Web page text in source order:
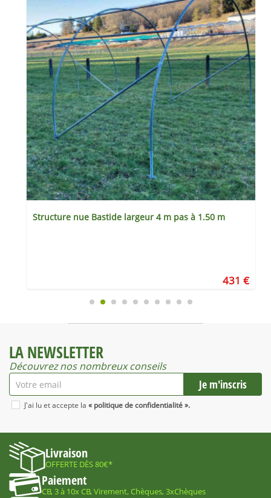
Structure nue Bastide largeur 4 m pas à 1.50 m
431 €
LA NEWSLETTER
Découvrez nos nombreux conseils
J'ai lu et accepte la « politique de confidentialité ».
Livraison
OFFERTE DÈS 80€*
Paiement
CB, 3 à 10x CB, Virement, Chèques, 3xChèques